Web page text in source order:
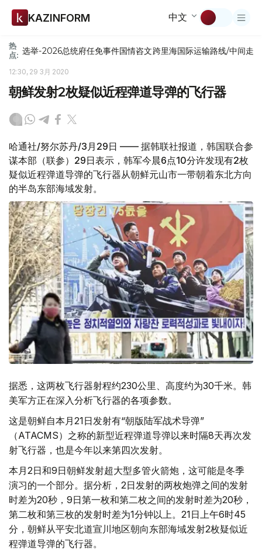
KAZINFORM 中文
热
点: 选举-2026总统府任免事件国情咨文跨里海国际运输路线/中间走廊
12:30, 29 3月 2020
朝鲜发射2枚疑似近程弹道导弹的飞行器
哈通社/努尔苏丹/3月29日 —— 据韩联社报道，韩国联合参
谋本部（联参）29日表示，韩军今晨6点10分许发现有2枚
疑似近程弹道导弹的飞行器从朝鲜元山市一带朝着东北方向
的半岛东部海域发射。
据悉，这两枚飞行器射程约230公里、高度约为30千米。韩
美军方正在深入分析飞行器的各项参数。
这是朝鲜自本月21日发射有“朝版陆军战术导弹”
（ATACMS）之称的新型近程弹道导弹以来时隔8天再次发
射飞行器，也是今年以来第四次发射。
本月2日和9日朝鲜发射超大型多管火箭炮，这可能是冬季
演习的一个部分。据分析，2日发射的两枚炮弹之间的发射
时差为20秒，9日第一枚和第二枚之间的发射时差为20秒，
第二枚和第三枚的发射时差为1分钟以上。21日上午6时45
分，朝鲜从平安北道宣川地区朝向东部海域发射2枚疑似近
程弹道导弹的飞行器。